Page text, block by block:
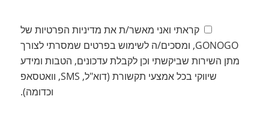
קראתי ואני מאשר/ת את מדיניות הפרטיות של
GONOGO, ומסכים/ה לשימוש בפרטים שמסרתי לצורך
מתן השירות שביקשתי וכן לקבלת עדכונים, הטבות ומידע
שיווקי בכל אמצעי תקשורת (דוא"ל, SMS, וואטסאפ
וכדומה).